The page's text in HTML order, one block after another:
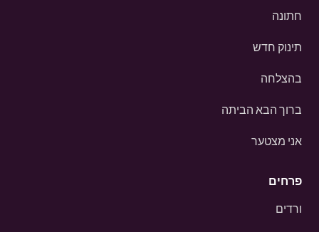
חתונה
תינוק חדש
בהצלחה
ברוך הבא הביתה
אני מצטער
פרחים
ורדים